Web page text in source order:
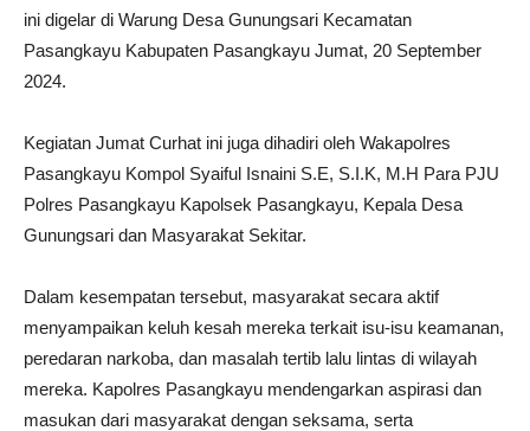
ini digelar di Warung Desa Gunungsari Kecamatan
Pasangkayu Kabupaten Pasangkayu Jumat, 20 September
2024.
Kegiatan Jumat Curhat ini juga dihadiri oleh Wakapolres
Pasangkayu Kompol Syaiful Isnaini S.E, S.I.K, M.H Para PJU
Polres Pasangkayu Kapolsek Pasangkayu, Kepala Desa
Gunungsari dan Masyarakat Sekitar.
Dalam kesempatan tersebut, masyarakat secara aktif
menyampaikan keluh kesah mereka terkait isu-isu keamanan,
peredaran narkoba, dan masalah tertib lalu lintas di wilayah
mereka. Kapolres Pasangkayu mendengarkan aspirasi dan
masukan dari masyarakat dengan seksama, serta